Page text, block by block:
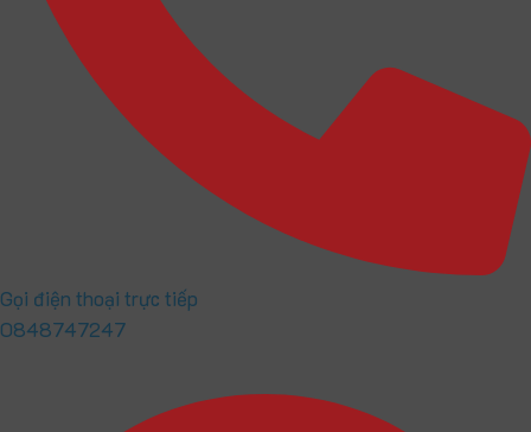
Gọi điện thoại trực tiếp
0848747247